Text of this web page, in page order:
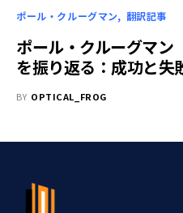
ポール・クルーグマン 翻訳記事
ポール・クルーグマン
を振り返る：成功と失
BY OPTICAL_FROG